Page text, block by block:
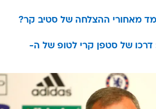
מאחורי ההצלחה של סטיב קר?
דרכו של סטפן קרי לטופ של ה-